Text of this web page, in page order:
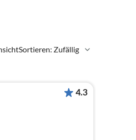
Sortieren: Zufällig
4.3